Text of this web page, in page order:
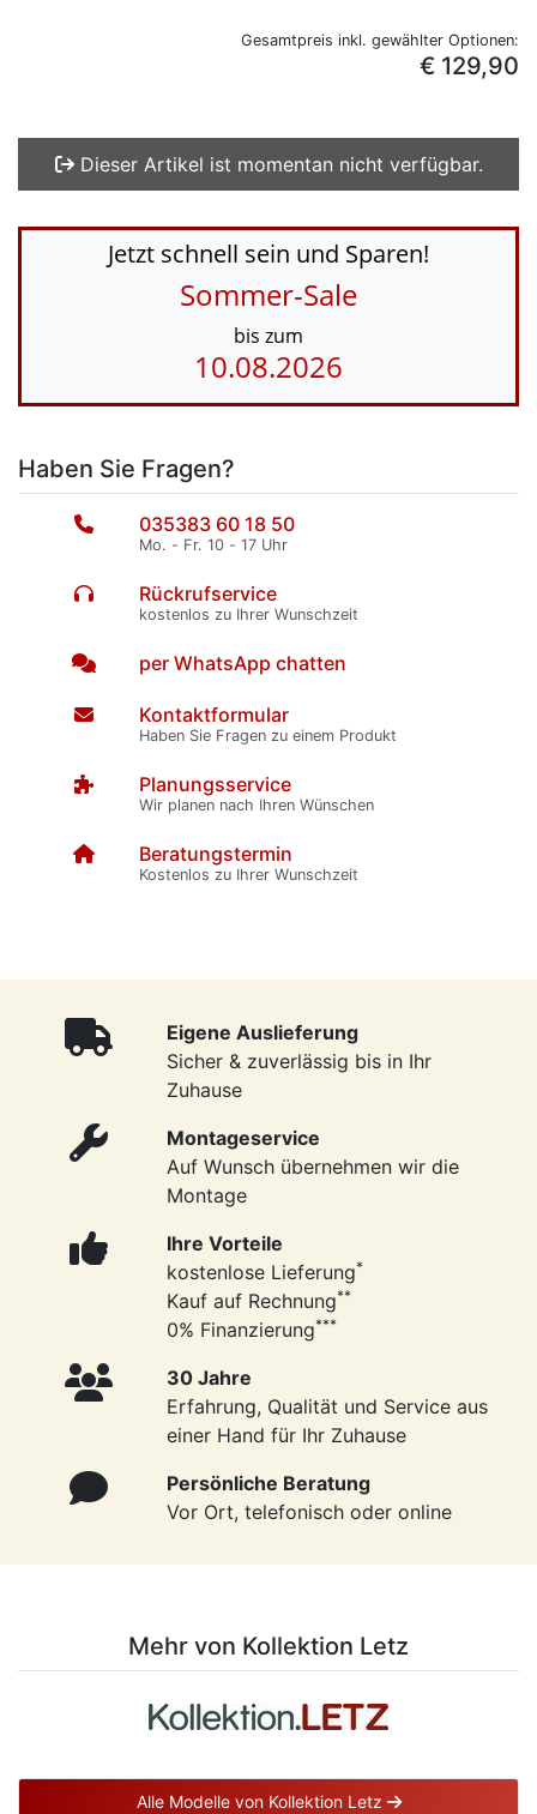
Gesamtpreis inkl. gewählter Optionen:
€ 129,90
Dieser Artikel ist momentan nicht verfügbar.
Jetzt schnell sein und Sparen!
Sommer-Sale
bis zum
10.08.2026
Haben Sie Fragen?
035383 60 18 50
Mo. - Fr. 10 - 17 Uhr
Rückrufservice
kostenlos zu Ihrer Wunschzeit
per WhatsApp chatten
Kontaktformular
Haben Sie Fragen zu einem Produkt
Planungsservice
Wir planen nach Ihren Wünschen
Beratungstermin
Kostenlos zu Ihrer Wunschzeit
Eigene Auslieferung
Sicher & zuverlässig bis in Ihr
Zuhause
Montageservice
Auf Wunsch übernehmen wir die
Montage
Ihre Vorteile
kostenlose Lieferung*
Kauf auf Rechnung**
0% Finanzierung***
30 Jahre
Erfahrung, Qualität und Service aus
einer Hand für Ihr Zuhause
Persönliche Beratung
Vor Ort, telefonisch oder online
Mehr von Kollektion Letz
Alle Modelle von Kollektion Letz